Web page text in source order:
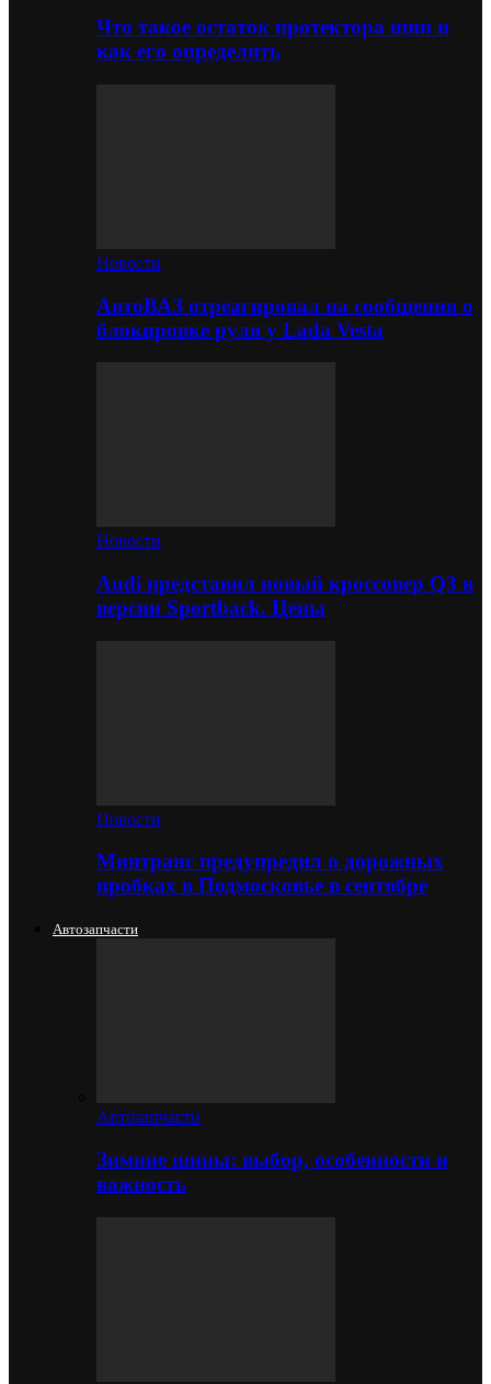
Что такое остаток протектора шин и
как его определить
Новости
АвтоВАЗ отреагировал на сообщения о
блокировке руля у Lada Vesta
Новости
Audi представил новый кроссовер Q3 в
версии Sportback. Цены
Новости
Минтранс предупредил о дорожных
пробках в Подмосковье в сентябре
Автозапчасти
Автозапчасти
Зимние шины: выбор, особенности и
важность